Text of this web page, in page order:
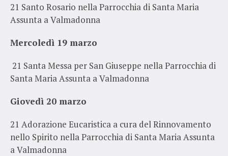
21 Santo Rosario nella Parrocchia di Santa Maria
Assunta a Valmadonna
Mercoledì 19 marzo
21 Santa Messa per San Giuseppe nella Parrocchia di
Santa Maria Assunta a Valmadonna
Giovedì 20 marzo
21 Adorazione Eucaristica a cura del Rinnovamento
nello Spirito nella Parrocchia di Santa Maria Assunta
a Valmadonna